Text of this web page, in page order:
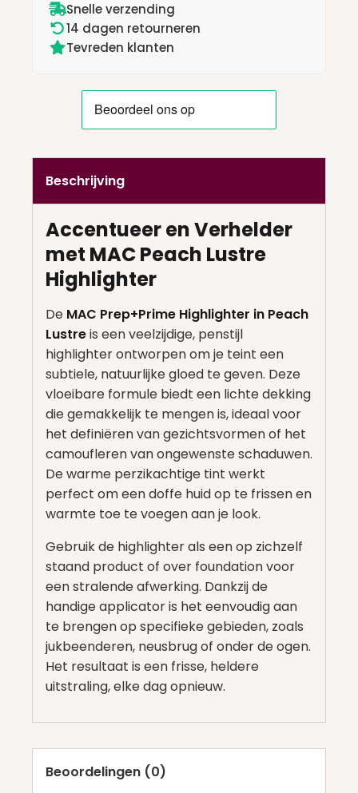
Snelle verzending
14 dagen retourneren
Tevreden klanten
Beschrijving
Accentueer en Verhelder
met MAC Peach Lustre
Highlighter
De MAC Prep+Prime Highlighter in Peach
Lustreis een veelzijdige, penstijl
highlighter ontworpen om je teint een
subtiele, natuurlijke gloed te geven. Deze
vloeibare formule biedt een lichte dekking
die gemakkelijk te mengen is, ideaal voor
het definiëren van gezichtsvormen of het
camoufleren van ongewenste schaduwen.
De warme perzikachtige tint werkt
perfect om een doffe huid op te frissen en
warmte toe te voegen aan je look.
Gebruik de highlighter als een op zichzelf
staand product of over foundation voor
een stralende afwerking. Dankzij de
handige applicator is het eenvoudig aan
te brengen op specifieke gebieden, zoals
jukbeenderen, neusbrug of onder de ogen.
Het resultaat is een frisse, heldere
uitstraling, elke dag opnieuw.
Beoordelingen (0)